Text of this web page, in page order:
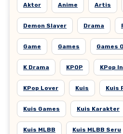
Aktor Anime Artis
Demon Slayer Drama
Game Games Games
K Drama KPOP KPop
KPop Lover Kuis Kuis
Kuis Games Kuis Karakter
Kuis MLBB Kuis MLBB Seru